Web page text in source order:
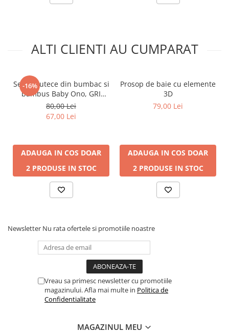
ALTI CLIENTI AU CUMPARAT
-16%
Set 3 scutece din bumbac si
bambus Baby Ono, GRI
397/02
80,00 Lei
67,00 Lei
ADAUGA IN COS DOAR
2 PRODUSE IN STOC
Prosop de baie cu elemente
3D
79,00 Lei
ADAUGA IN COS DOAR
2 PRODUSE IN STOC
Newsletter Nu rata ofertele si promotiile noastre
Vreau sa primesc newsletter cu promotiile
magazinului. Afla mai multe in Politica de
Confidentialitate
MAGAZINUL MEU